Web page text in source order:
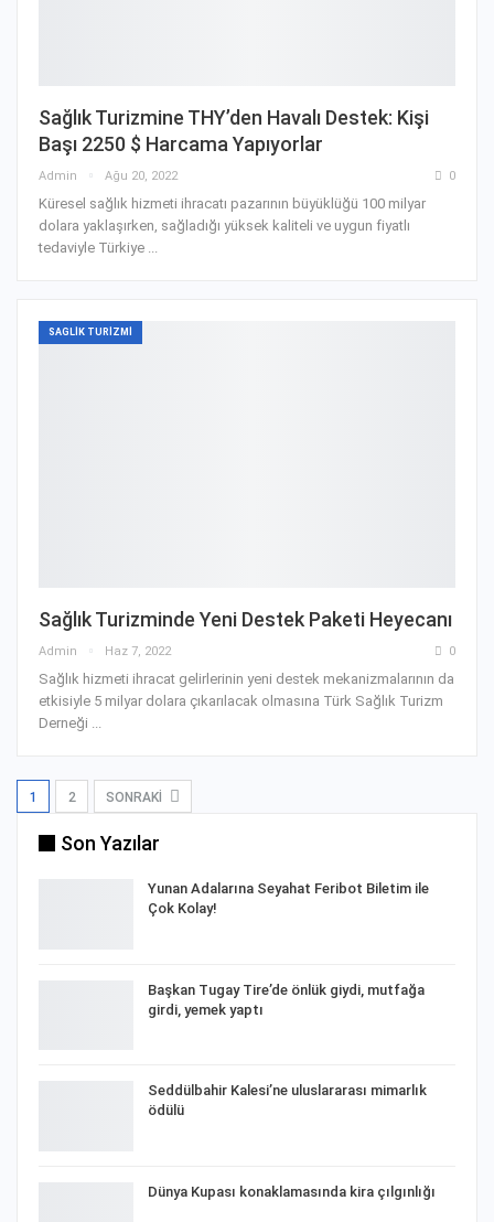
Sağlık Turizmine THY’den Havalı Destek: Kişi
Başı 2250 $ Harcama Yapıyorlar
Admin Ağu 20, 2022 0
Küresel sağlık hizmeti ihracatı pazarının büyüklüğü 100 milyar
dolara yaklaşırken, sağladığı yüksek kaliteli ve uygun fiyatlı
tedaviyle Türkiye ...
SAGLIK TURIZMI
Sağlık Turizminde Yeni Destek Paketi Heyecanı
Admin Haz 7, 2022 0
Sağlık hizmeti ihracat gelirlerinin yeni destek mekanizmalarının da
etkisiyle 5 milyar dolara çıkarılacak olmasına Türk Sağlık Turizm
Derneği ...
1 2 SONRAKI
Son Yazılar
Yunan Adalarına Seyahat Feribot Biletim ile
Çok Kolay!
Başkan Tugay Tire’de önlük giydi, mutfağa
girdi, yemek yaptı
Seddülbahir Kalesi’ne uluslararası mimarlık
ödülü
Dünya Kupası konaklamasında kira çılgınlığı